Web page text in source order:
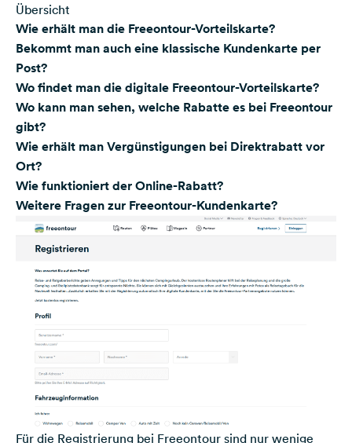
Übersicht
Wie erhält man die Freeontour-Vorteilskarte?
Bekommt man auch eine klassische Kundenkarte per
Post?
Wo findet man die digitale Freeontour-Vorteilskarte?
Wo kann man sehen, welche Rabatte es bei Freeontour
gibt?
Wie erhält man Vergünstigungen bei Direktrabatt vor
Ort?
Wie funktioniert der Online-Rabatt?
Weitere Fragen zur Freeontour-Kundenkarte?
Für die Registrierung bei Freeontour sind nur wenige